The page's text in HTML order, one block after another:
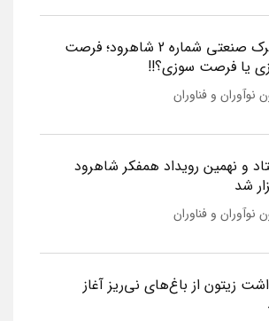
شهرک صنعتی شماره 2 شاهرود؛ فرصت
یا فرصت سوزی؟!!
نوآوران و فناوران
و نهمین رویداد همفکر شاهرود
شد
نوآوران و فناوران
زیتون از باغ‌های نی‌ریز آغاز